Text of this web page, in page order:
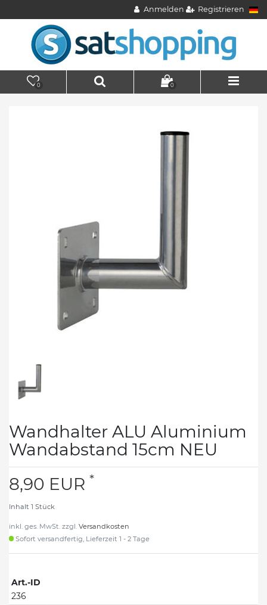
Anmelden Registrieren
0 0
Wandhalter ALU Aluminium
Wandabstand 15cm NEU
8,90 EUR *
Inhalt 1 Stück
inkl. ges. MwSt. zzgl. Versandkosten
Sofort versandfertig, Lieferzeit 1 - 2 Tage
Art.-ID
236